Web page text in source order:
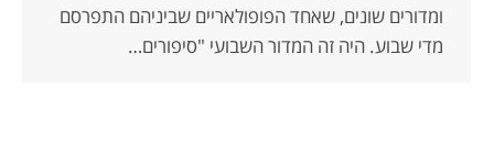
ומדורים שונים, שאחד הפופולאריים שביניהם התפרסם
מדי שבוע. היה זה המדור השבועי "סיפורים…